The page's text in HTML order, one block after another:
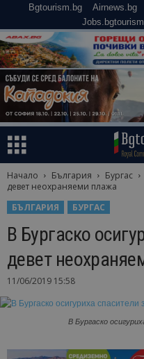
Bgtourism.bg Airnews.bg
Начало България Бургас
девет неохраняеми плажа
БЪЛГАРИЯ
БУРГАС
В Бургаско
девет
11/06/2019 15:58
В Бургаско